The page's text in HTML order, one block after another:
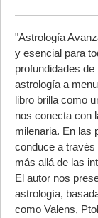
"Astrología
y esencial para
profundidades
astrología a
libro brilla como
nos conecta con
milenaria. En las
conduce a través
más allá de las
El autor nos
astrología,
como Valens,